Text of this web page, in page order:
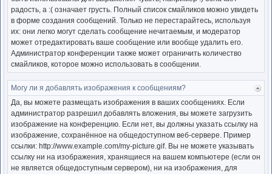
радость, а :( означает грусть. Полный список смайликов можно увидеть
в форме создания сообщений. Только не перестарайтесь, используя
их: они легко могут сделать сообщение нечитаемым, и модератор
может отредактировать ваше сообщение или вообще удалить его.
Администратор конференции также может ограничить количество
смайликов, которое можно использовать в сообщении.
Могу ли я добавлять изображения к сообщениям?
Да, вы можете размещать изображения в ваших сообщениях. Если
администратор разрешил добавлять вложения, вы можете загрузить
изображение на конференцию. Если нет, вы должны указать ссылку на
изображение, сохранённое на общедоступном веб-сервере. Пример
ссылки: http://www.example.com/my-picture.gif. Вы не можете указывать
ссылку ни на изображения, хранящиеся на вашем компьютере (если он
не является общедоступным сервером), ни на изображения, для